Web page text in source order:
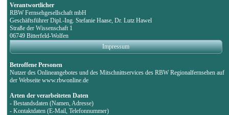
Verantwortlicher
RBW Fernsehgesellschaft mbH
Geschäftsführer Dipl.-Ing. Stefanie Haase, Dr. Lutz Hawel
Straße der Wissenschaft 1
06749 Bitterfeld-Wolfen
Impressum
Betroffene Personen
Nutzer des Onlineangebotes und des Mitschnittservices des RBW Regionalfernsehen auf
der Webseite www.rbwonline.de
Arten der verarbeiteten Daten
- Bestandsdaten (Namen, Adresse)
- Kontaktdaten (E-Mail, Telefonnummer)